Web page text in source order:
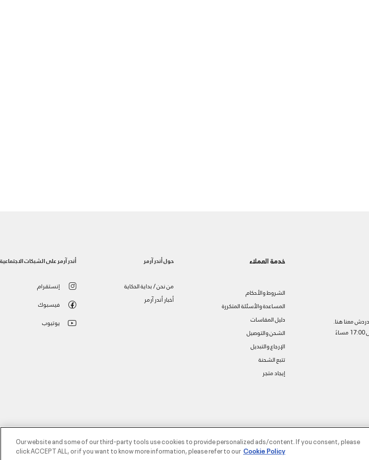
معنا هنا.
خدمة العملاء
الشروط والأحكام
المساعدة والأسئلة المتكررة
دليل المقاسات
الشحن والتوصيل
الإرجاع والتبديل
تتبع الشحنة
إيجاد متجر
حول أندر آرمر
من نحن / بداية الحكاية
أخبار أندر آرمر
أندر آرمر على الشبكات الاجتماعية
إنستقرام
فيسبوك
يوتيوب
Our website and some of our third-party tools use cookies to provide personalized ads/content. If you consent, please
click ACCEPT ALL, or if you want to know more information, please refer to our Cookie Policy